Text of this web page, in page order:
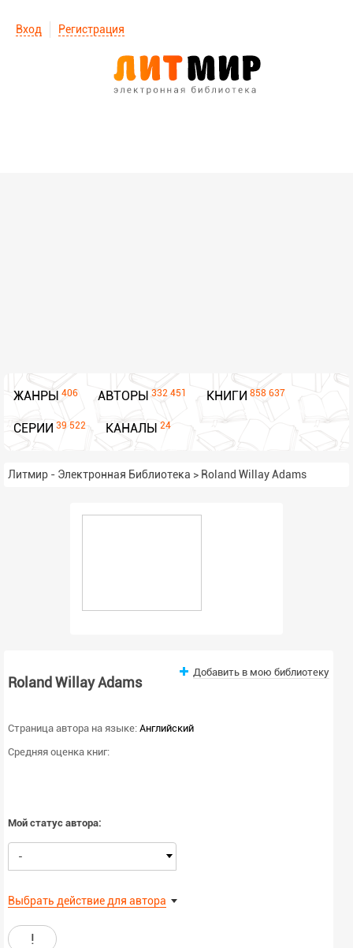
Вход Регистрация
ЖАНРЫ 406 АВТОРЫ 332 451 КНИГИ 858 637
СЕРИИ 39 522 КАНАЛЫ 24
Литмир - Электронная Библиотека > Roland Willay Adams
Roland Willay Adams
Добавить в мою библиотеку
Страница автора на языке: Английский
Средняя оценка книг:
Мой статус автора:
-
Выбрать действие для автора
!